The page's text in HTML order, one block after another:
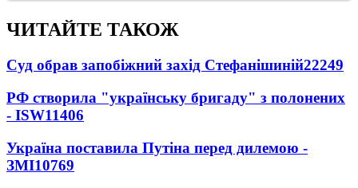
ЧИТАЙТЕ ТАКОЖ
Суд обрав запобіжний захід Стефанішиній22249
РФ створила "українську бригаду" з полонених
- ISW11406
Україна поставила Путіна перед дилемою -
ЗМІ10769